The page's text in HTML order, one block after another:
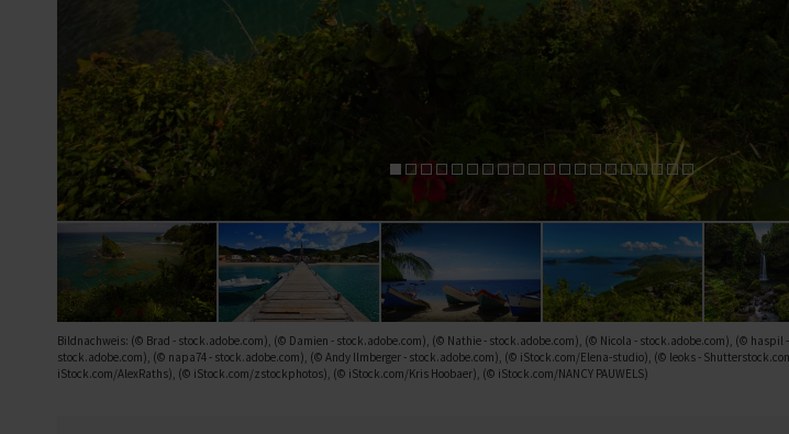
Bildnachweis: (© Brad - stock.adobe.com), (© Damien - stock.adobe.com), (© Nathie - stock.adobe.com), (© Nicola - stock.adobe.com), (© haspil
stock.adobe.com), (© napa74 - stock.adobe.com), (© Andy Ilmberger - stock.adobe.com), (© iStock.com/Elena-studio), (© leoks -
iStock.com/AlexRaths), (© iStock.com/zstockphotos), (© iStock.com/Kris Hoobaer), (© iStock.com/NANCY PAUWELS)